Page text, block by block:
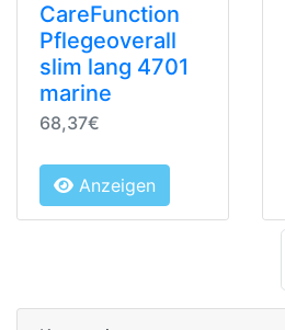
CareFunction
Pflegeoverall
slim lang 4701
marine
68,37€
Anzeigen